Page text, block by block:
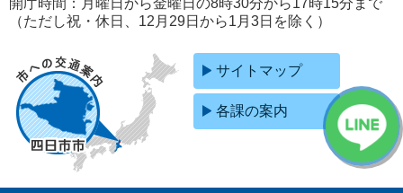
開庁時間：月曜日から金曜日の8時30分から17時15分まで
（ただし祝・休日、12月29日から1月3日を除く）
サイトマップ
各課の案内